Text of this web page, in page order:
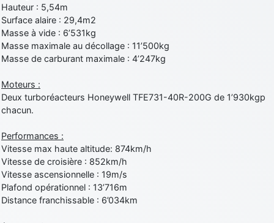
Hauteur : 5,54m
Surface alaire : 29,4m2
Masse à vide : 6’531kg
Masse maximale au décollage : 11’500kg
Masse de carburant maximale : 4’247kg
Moteurs :
Deux turboréacteurs Honeywell TFE731-40R-200G de 1’930kgp
chacun.
Performances :
Vitesse max haute altitude: 874km/h
Vitesse de croisière : 852km/h
Vitesse ascensionnelle : 19m/s
Plafond opérationnel : 13’716m
Distance franchissable : 6’034km